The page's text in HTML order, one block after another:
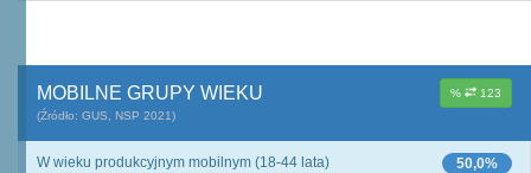
% 123
MOBILNE GRUPY WIEKU
(Źródło: GUS, NSP 2021)
50,0%
W wieku produkcyjnym mobilnym (18-44 lata)